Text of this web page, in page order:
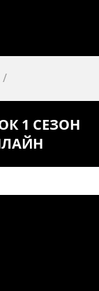
1 СЕЗОН